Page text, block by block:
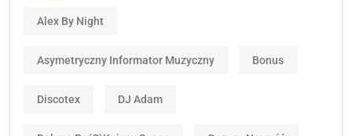
Alex By Night
Asymetryczny Informator Muzyczny Bonus
Discotex DJ Adam